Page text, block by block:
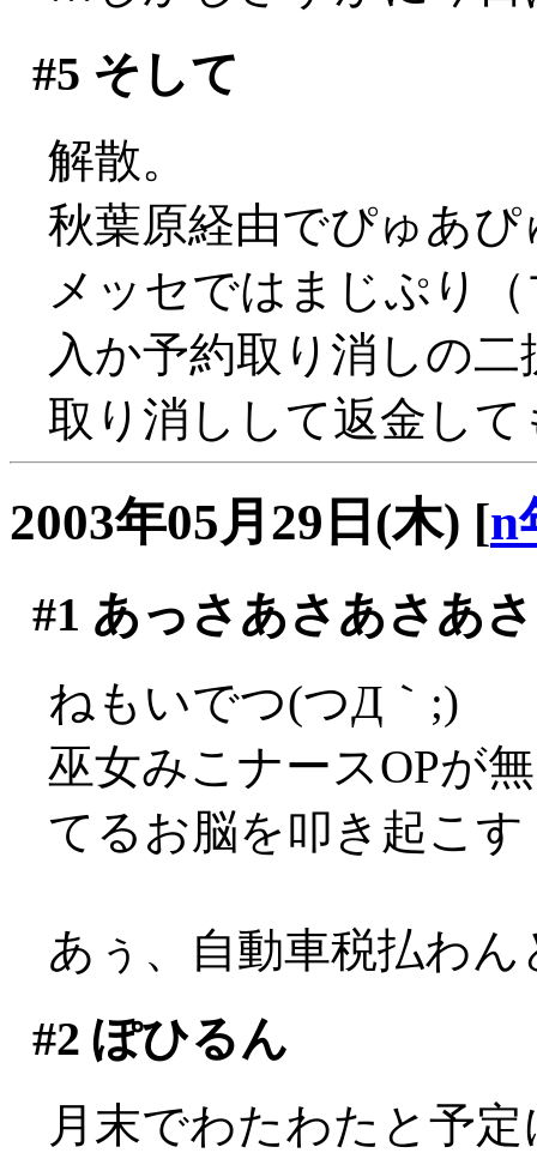
#5 そして
解散。
秋葉原経由でぴゅあ
メッセではまじぷり
入か予約取り消しの
取り消しして返金し
2003年05月29日(木) [n
#1 あっさあさあさあ
ねもいでつ(つД｀;)
巫女みこナースOPが
てるお脳を叩き起こす
あぅ、自動車税払わ
#2 ぽひるん
月末でわたわたと予